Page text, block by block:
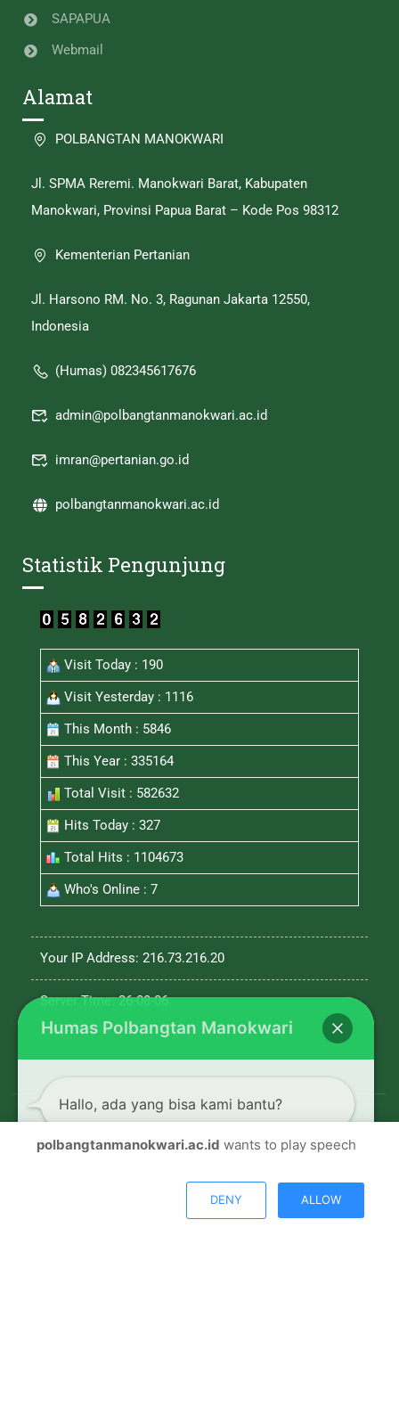
SAPAPUA
Webmail
Alamat
POLBANGTAN MANOKWARI
Jl. SPMA Reremi. Manokwari Barat, Kabupaten
Manokwari, Provinsi Papua Barat – Kode Pos 98312
Kementerian Pertanian
Jl. Harsono RM. No. 3, Ragunan Jakarta 12550,
Indonesia
(Humas) 082345617676
admin@polbangtanmanokwari.ac.id
imran@pertanian.go.id
polbangtanmanokwari.ac.id
Statistik Pengunjung
Visit Today : 190
Visit Yesterday : 1116
This Month : 5846
This Year : 335164
Total Visit : 582632
Hits Today : 327
Total Hits : 1104673
Who's Online : 7
Your IP Address: 216.73.216.20
Server Time: 26-08-06
Humas Polbangtan Manokwari
Hallo, ada yang bisa kami bantu?
polbangtanmanokwari.ac.id wants to play speech
DENY ALLOW